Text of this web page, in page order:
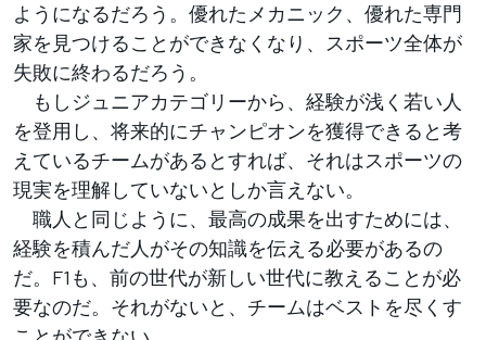
ようになるだろう。優れたメカニック、優れた専門
家を見つけることができなくなり、スポーツ全体が
失敗に終わるだろう。
もしジュニアカテゴリーから、経験が浅く若い人
を登用し、将来的にチャンピオンを獲得できると考
えているチームがあるとすれば、それはスポーツの
現実を理解していないとしか言えない。
職人と同じように、最高の成果を出すためには、
経験を積んだ人がその知識を伝える必要があるの
だ。F1も、前の世代が新しい世代に教えることが必
要なのだ。それがないと、チームはベストを尽くす
ことができない。